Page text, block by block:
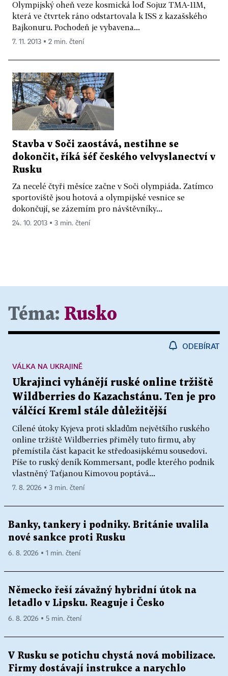
Olympijský oheň veze kosmická loď Sojuz TMA-11M,
která ve čtvrtek ráno odstartovala k ISS z kazašského
Bajkonuru. Pochodeň je vybavena...
7. 11. 2013 ▪ 2 min. čtení
Stavba v Soči zaostává, nestihne se
dokončit, říká šéf českého velvyslanectví v
Rusku
Za necelé čtyři měsíce začne v Soči olympiáda. Zatímco
sportoviště jsou hotová a olympijské vesnice se
dokončují, se zázemím pro návštěvníky...
24. 10. 2013 ▪ 3 min. čtení
Téma: Rusko
ODEBÍRAT
Ukrajinci vyhánějí ruské online tržiště
Wildberries do Kazachstánu. Ten je pro
válčící Kreml stále důležitější
Cílené útoky Kyjeva proti skladům největšího ruského
online tržiště Wildberries přiměly tuto firmu, aby
přemístila část kapacit ke středoasijskému sousedovi.
Píše to ruský deník Kommersant, podle kterého podnik
vlastněný Taťjanou Kimovou poptává...
VÁLKA NA UKRAJINĚ
7. 8. 2026 ▪ 3 min. čtení
Banky, tankery i podniky. Británie uvalila
nové sankce proti Rusku
6. 8. 2026 ▪ 1 min. čtení
Německo řeší závažný hybridní útok na
letadlo v Lipsku. Reaguje i Česko
6. 8. 2026 ▪ 5 min. čtení
V Rusku se potichu chystá nová mobilizace.
Firmy dostávají instrukce a narychlo